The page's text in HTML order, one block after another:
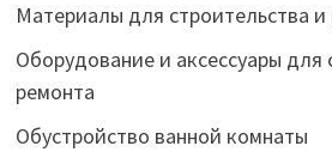
Материалы для строительства и
Оборудование и аксессуары для
ремонта
Обустройство ванной комнаты